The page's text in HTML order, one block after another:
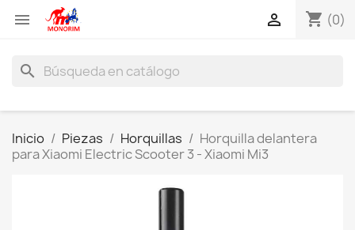
 shopping_cart (0)

search
Inicio Piezas Horquillas
Horquilla delantera
para Xiaomi Electric Scooter 3 - Xiaomi Mi3